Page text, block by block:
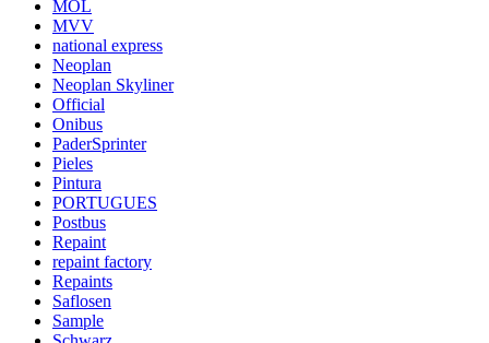
MOL
MVV
national express
Neoplan
Neoplan Skyliner
Official
Onibus
PaderSprinter
Pieles
Pintura
PORTUGUES
Postbus
Repaint
repaint factory
Repaints
Saflosen
Sample